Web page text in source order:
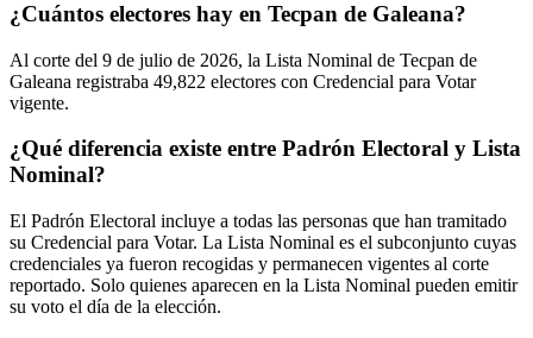
¿Cuántos electores hay en Tecpan de Galeana?
Al corte del 9 de julio de 2026, la Lista Nominal de Tecpan de
Galeana registraba 49,822 electores con Credencial para Votar
vigente.
¿Qué diferencia existe entre Padrón Electoral y Lista
Nominal?
El Padrón Electoral incluye a todas las personas que han tramitado
su Credencial para Votar. La Lista Nominal es el subconjunto cuyas
credenciales ya fueron recogidas y permanecen vigentes al corte
reportado. Solo quienes aparecen en la Lista Nominal pueden emitir
su voto el día de la elección.